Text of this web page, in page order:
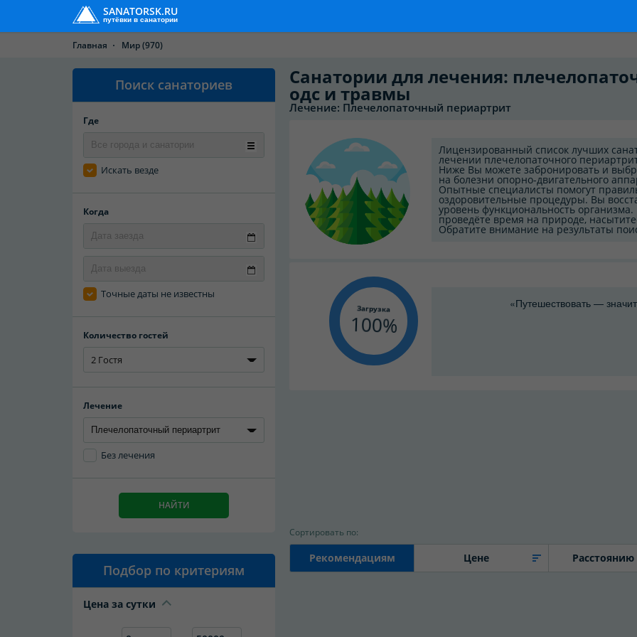
SANATORSK.RU
путёвки в санатории
Главная Мир(970)
Поиск санаториев
Где
Искать везде
Когда
Точные даты не известны
Количество гостей
2 Гостя
Лечение
Без лечения
НАЙТИ
Подбор по критериям
Цена за сутки
Санатории для лечения:
одс и травмы
Лечение: Плечелопаточный периартрит
Лицензированный список лучших
лечении плечелопаточного
Ниже Вы можете забронировать и
на болезни опорно-двигательного
Опытные специалисты помогут
оздоровительные процедуры. Вы
уровень функциональность
проведёте время на природе,
Обратите внимание на результаты
Загрузка
100
«Путешествовать —
Сортировать по:
Рекомендациям Цене Расстоянию